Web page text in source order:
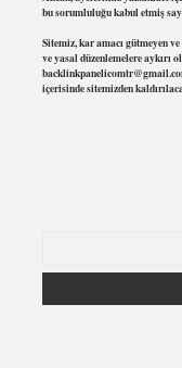
bu sorumluluğu kabul etmiş
Sitemiz, kar amacı gütmeyen
ve yasal düzenlemelere aykırı
içerisinde sitemizden